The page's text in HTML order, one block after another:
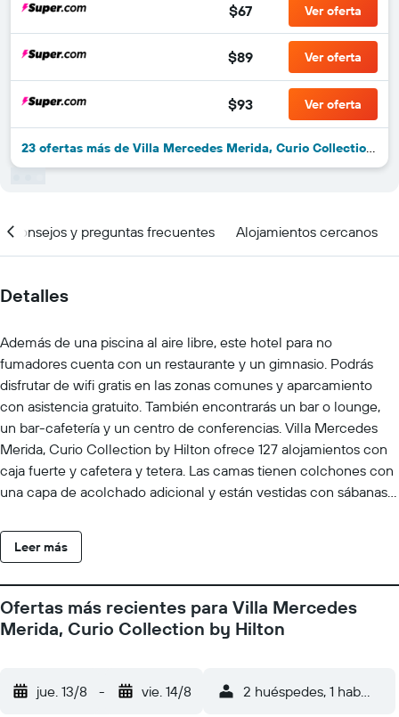
$67 Ver oferta
$89 Ver oferta
$93 Ver oferta
23 ofertas más de Villa Mercedes Merida, Curio Collection by Hilton
Consejos y preguntas frecuentes Alojamientos cercanos
Detalles
Además de una piscina al aire libre, este hotel para no
fumadores cuenta con un restaurante y un gimnasio. Podrás
disfrutar de wifi gratis en las zonas comunes y aparcamiento
con asistencia gratuito. También encontrarás un bar o lounge,
un bar-cafetería y un centro de conferencias. Villa Mercedes
Merida, Curio Collection by Hilton ofrece 127 alojamientos con
caja fuerte y cafetera y tetera. Las camas tienen colchones con
una capa de acolchado adicional y están vestidas con sábanas
calidad. Se ofrece una televisión de pantalla plana de 42
pulgadas con canales por cable. Los baños están equipados con
Este hotel en Mérida ofrece acceso a Internet wifi gratis con
una velocidad de 100 Mbps o más (para 1 o 2 personas, o hasta
6 dispositivos). Se ofrece servicio de limpieza todos los días y es
de ocio y esparcimiento en este hotel incluyen una piscina al
Leer más
Ofertas más recientes para Villa Mercedes
Merida, Curio Collection by Hilton
jue. 13/8 - vie. 14/8 2 huéspedes, 1